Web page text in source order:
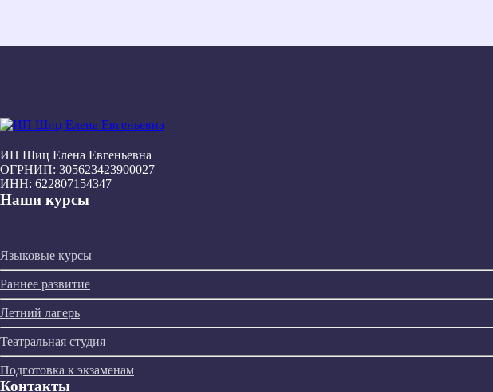
ИП Шиц Елена Евгеньевна
ОГРНИП: 305623423900027
ИНН: 622807154347
Наши курсы
Языковые курсы
Раннее развитие
Летний лагерь
Театральная студия
Подготовка к экзаменам
Контакты